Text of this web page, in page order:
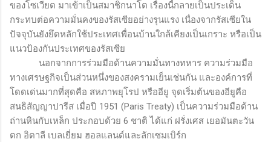
ของโซเวียต มาเข้าเป็นสมาชิกนาโต เรื่องนี้กลายเป็นประเด็น
กระทบต่อความมั่นคงของรัสเซียอย่างรุนแรง เนื่องจากรัสเซียใน
ปัจจุบันยังยึดหลักใช้ประเทศเพื่อนบ้านใกล้เคียงเป็นเกราะ หรือเป็น
แนวป้องกันประเทศของรัสเซีย
นอกจากการร่วมมือด้านความมั่นทางทหาร ความร่วมมือ
ทางเศรษฐกิจเป็นส่วนหนึ่งของสงครามเย็นเช่นกัน และองค์การที่
โดดเด่นมากที่สุดคือ สหภาพยุโรป หรืออียู จุดเริ่มต้นของอียูคือ
สนธิสัญญาปารีส เมื่อปี 1951 (Paris Treaty) เป็นความร่วมมือด้าน
ถ่านหินกับเหล็ก ประกอบด้วย 6 ชาติ ได้แก่ ฝรั่งเศส เยอมันตะวัน
ตก อิตาลี เบลเยี่ยม ฮอลแลนด์และลักเซมเบิร์ก